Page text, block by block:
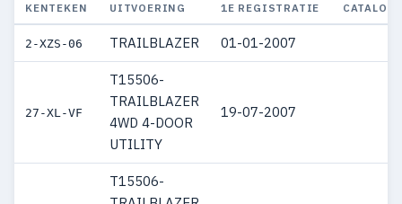
KENTEKEN UITVOERING 1E REGISTRATIE
2-XZS-06 TRAILBLAZER 01-01-2007
27-XL-VF
T15506-
TRAILBLAZER
4WD 4-DOOR
UTILITY
19-07-2007
T15506-